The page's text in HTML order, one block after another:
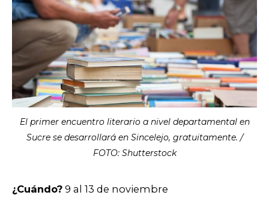
El primer encuentro literario a nivel departamental en
Sucre se desarrollará en Sincelejo, gratuitamente. /
FOTO: Shutterstock
¿Cuándo? 9 al 13 de noviembre